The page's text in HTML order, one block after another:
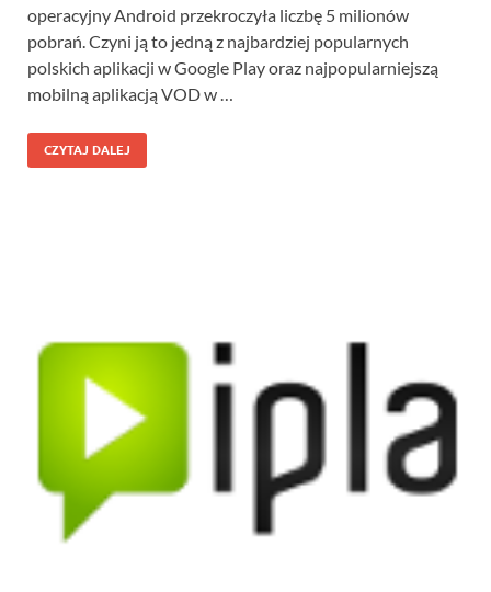
operacyjny Android przekroczyła liczbę 5 milionów
pobrań. Czyni ją to jedną z najbardziej popularnych
polskich aplikacji w Google Play oraz najpopularniejszą
mobilną aplikacją VOD w …
CZYTAJ DALEJ